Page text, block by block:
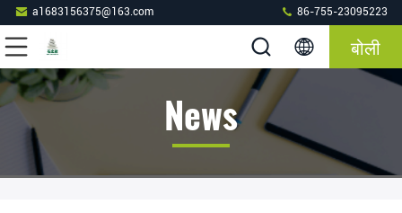
a1683156375@163.com 86-755-23095223
बोली
News